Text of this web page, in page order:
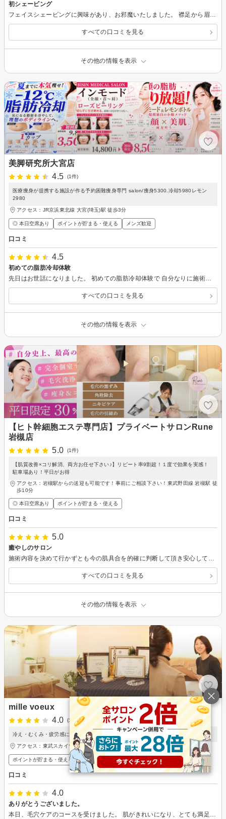
初シェービング
フェイスシェービングに興味があり、お邪魔いたしました。 襟足から眉まで整えていただきさっぱり。 そのあとのエステも本当に気持ちがよく、ぐっすり眠ってしまいました。 これからは月に一度お邪魔します。 今朝、化粧のりのよさに驚きながらメイクしました。
すべての口コミを見る
その他の情報を表示
美脚研究所大宮店
4.5
(1件)
医療痩身が提携する施設が作る予約困難痩身専門 salon/痩身5300.冷却5980レモン
2980
アクセス：JR京浜東北線 大宮(埼玉)駅 徒歩3分
◎ 本日空席あり ポイントが貯まる・使える メンズ歓迎
口コミ
4.5
初めての脂肪冷却体験
先日はお世話になりました。 初めての脂肪冷却体験で 自分なりに施術について調べて行きましたが、 簡潔に分かりやすく事前説明いただき安心して受けることが出来ました。 医療クリニックにあるものより、パワーが弱いのかな、と思っていましたが全く問題ないこと。今回の温度はマイナス1℃でしたが、その理由も説明してくださり、知れて良かったです。
すべての口コミを見る
その他の情報を表示
【ヒト幹細胞エステ専門店】プライベートサロンRune
岩槻店
5.0
(1件)
【肌質改善×コリ解消、両方お任せ下さい♪】リピート率9割超！１度で効果を実感！
駐車場あり！平日がお得
アクセス：岩槻駅からの送迎も可能です！事前にご相談下さい！東武野田線 岩槻駅 徒
歩10分
◎ 本日空席あり ポイントが貯まる・使える
口コミ
5.0
癒やしのサロン
施術内容を決めて行かずとも今の肌具合を的確に判断して頂き安心してお任せする事ができました。 その後肌の調子が良いです！ アロマが香る一軒家の素敵なお部屋で心地よく心身共に癒やされました。 来週も予約を入れさせて貰ったので楽しみが増えました！ また宜しくお願いしますね。
すべての口コミを見る
その他の情報を表示
mille voeux
4.0
(1件)
冷え・むくみ・疲労感に｜本場タイハーブで芯から温める温活サロン
アクセス：東武スカイツリーライン 草加駅 徒歩3分
ポイントが貯まる・使える
口コミ
4.0
ありがとうございました。
本日、毛穴ケアのコースを受けました。 肌がきれいになり、とても満足しました。 肌ケアに関するアドバイスも丁寧にしていただき、とても参考になりました。 また機会があれば利用したいと思います。